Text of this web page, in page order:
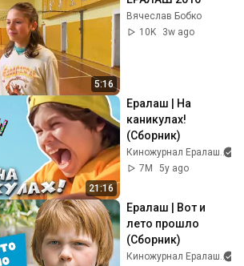
5:16
Вячеслав Бобко
10K
3w ago
21:16
Ералаш | На
каникулах!
(Сборник)
Киножурнал Ералаш
7M
5y ago
Ералаш | Вот и
лето прошло
(Сборник)
Киножурнал Ералаш